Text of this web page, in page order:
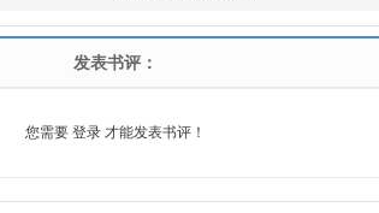
发表书评：
您需要 登录才能发表书评！